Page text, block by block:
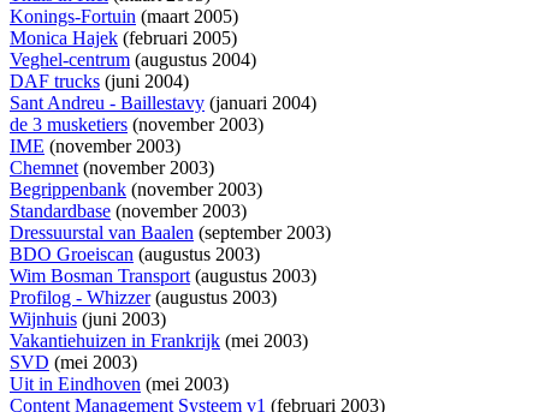
Konings-Fortuin (maart 2005)
Monica Hajek (februari 2005)
Veghel-centrum (augustus 2004)
DAF trucks (juni 2004)
Sant Andreu - Baillestavy (januari 2004)
de 3 musketiers (november 2003)
IME (november 2003)
Chemnet(november 2003)
Begrippenbank (november 2003)
Standardbase (november 2003)
Dressuurstal van Baalen (september 2003)
BDO Groeiscan (augustus 2003)
Wim Bosman Transport(augustus 2003)
Profilog - Whizzer(augustus 2003)
Wijnhuis (juni 2003)
Vakantiehuizen in Frankrijk (mei 2003)
SVD (mei 2003)
Uit in Eindhoven (mei 2003)
Content Management Systeem v1 (februari 2003)